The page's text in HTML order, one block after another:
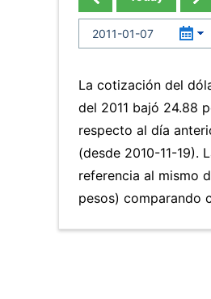
La cotización del
del 2011 bajó 24.88
respecto al día
(desde 2010-11-19).
referencia al mismo
pesos) comparando